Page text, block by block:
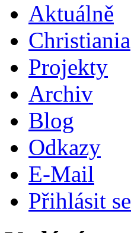
Aktuálně
Christiania
Projekty
Archiv
Blog
Odkazy
E-Mail
Přihlásit se